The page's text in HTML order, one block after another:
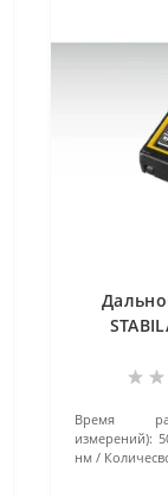
Время
измерений):
нм